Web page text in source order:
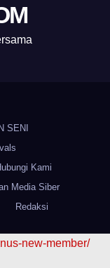
SENI
Kami
Media Siber
Redaksi
new-member/